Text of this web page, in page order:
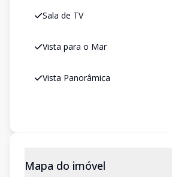
Sala de TV
Vista para o Mar
Vista Panorâmica
Mapa do imóvel